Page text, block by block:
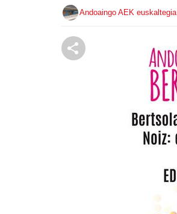
Andoaingo AEK euskaltegia